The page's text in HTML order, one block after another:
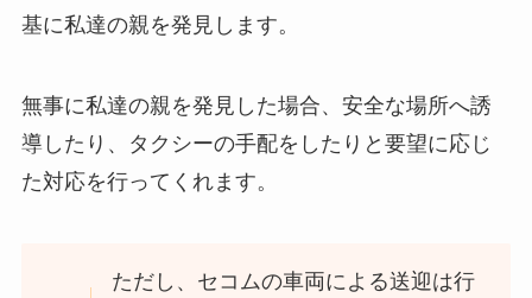
基に私達の親を発見します。
無事に私達の親を発見した場合、安全な場所へ誘
導したり、タクシーの手配をしたりと要望に応じ
た対応を行ってくれます。
ただし、セコムの車両による送迎は行